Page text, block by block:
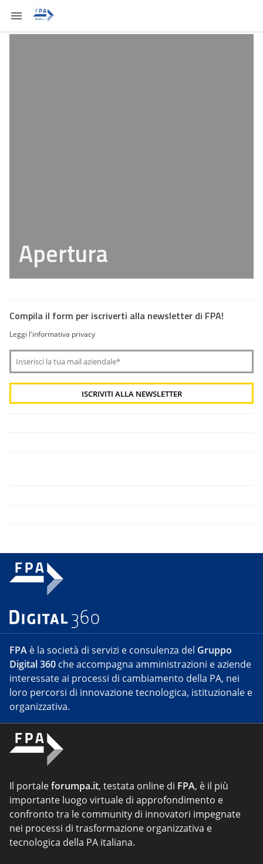
Apertura
Compila il form per iscriverti alla newsletter di FPA!
Leggi l'informativa privacy
FPA è la società di servizi e consulenza del Gruppo
Digital 360 che accompagna amministrazioni e aziende
interessate ai processi di cambiamento della PA, nei
loro percorsi di innovazione tecnologica, istituzionale e
organizzativa.
Il portaleforumpa.it, testata online di FPA, è il più
importante luogo virtuale di approfondimento e
confronto tra le community di innovatori impegnate
nei processi di trasformazione organizzativa e
tecnologica della PA italiana.